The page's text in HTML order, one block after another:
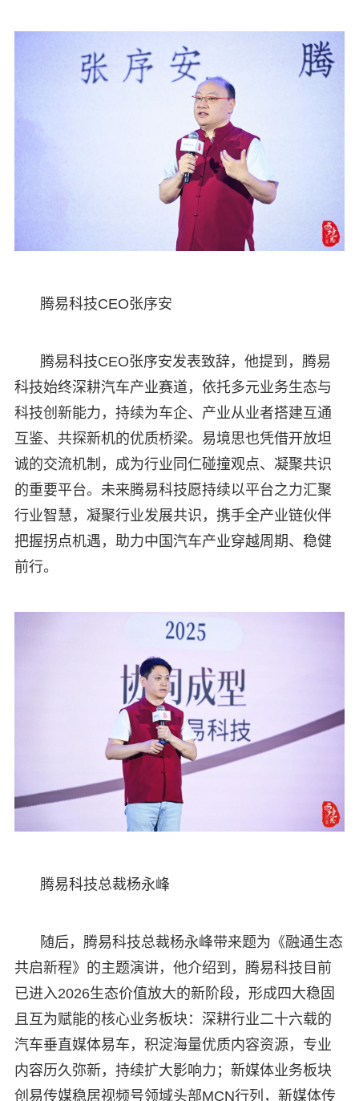
腾易科技CEO张序安
腾易科技CEO张序安发表致辞，他提到，腾易
科技始终深耕汽车产业赛道，依托多元业务生态与
科技创新能力，持续为车企、产业从业者搭建互通
互鉴、共探新机的优质桥梁。易境思也凭借开放坦
诚的交流机制，成为行业同仁碰撞观点、凝聚共识
的重要平台。未来腾易科技愿持续以平台之力汇聚
行业智慧，凝聚行业发展共识，携手全产业链伙伴
把握拐点机遇，助力中国汽车产业穿越周期、稳健
前行。
腾易科技总裁杨永峰
随后，腾易科技总裁杨永峰带来题为《融通生态
共启新程》的主题演讲，他介绍到，腾易科技目前
已进入2026生态价值放大的新阶段，形成四大稳固
且互为赋能的核心业务板块：深耕行业二十六载的
汽车垂直媒体易车，积淀海量优质内容资源，专业
内容历久弥新，持续扩大影响力；新媒体业务板块
创易传媒稳居视频号领域头部MCN行列，新媒体传